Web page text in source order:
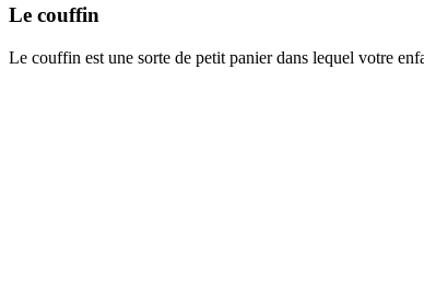
Le couffin
Le couffin est une sorte de petit panier dans lequel votre